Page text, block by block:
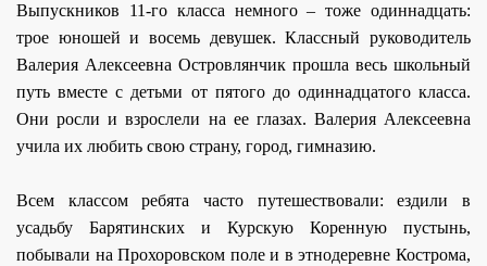
Выпускников 11-го класса немного – тоже одиннадцать:
трое юношей и восемь девушек. Классный руководитель
Валерия Алексеевна Островлянчик прошла весь школьный
путь вместе с детьми от пятого до одиннадцатого класса.
Они росли и взрослели на ее глазах. Валерия Алексеевна
учила их любить свою страну, город, гимназию.
Всем классом ребята часто путешествовали: ездили в
усадьбу Барятинских и Курскую Коренную пустынь,
побывали на Прохоровском поле и в этнодеревне Кострома,